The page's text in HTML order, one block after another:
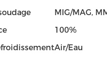
MIG/MAG,
100%
Air/Eau